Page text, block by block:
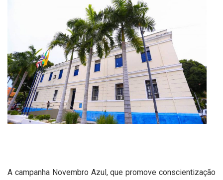
A campanha Novembro Azul, que promove conscientização